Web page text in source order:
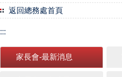
返回總務處首頁
:::
家長會-最新消息